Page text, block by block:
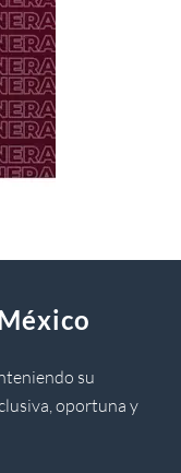
su
oportuna y